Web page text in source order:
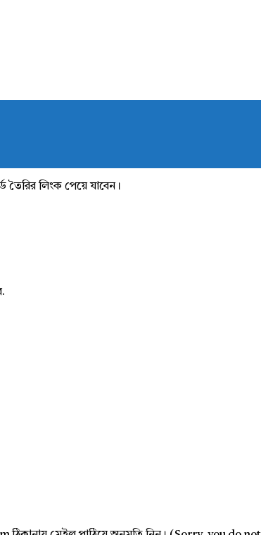
লিংক পেয়ে যাবেন।